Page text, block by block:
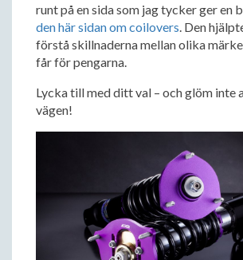
runt på en sida som jag tycker ger en
den här sidan om coilovers. Den
förstå skillnaderna mellan olika
får för pengarna.
Lycka till med ditt val – och glöm inte
vägen!